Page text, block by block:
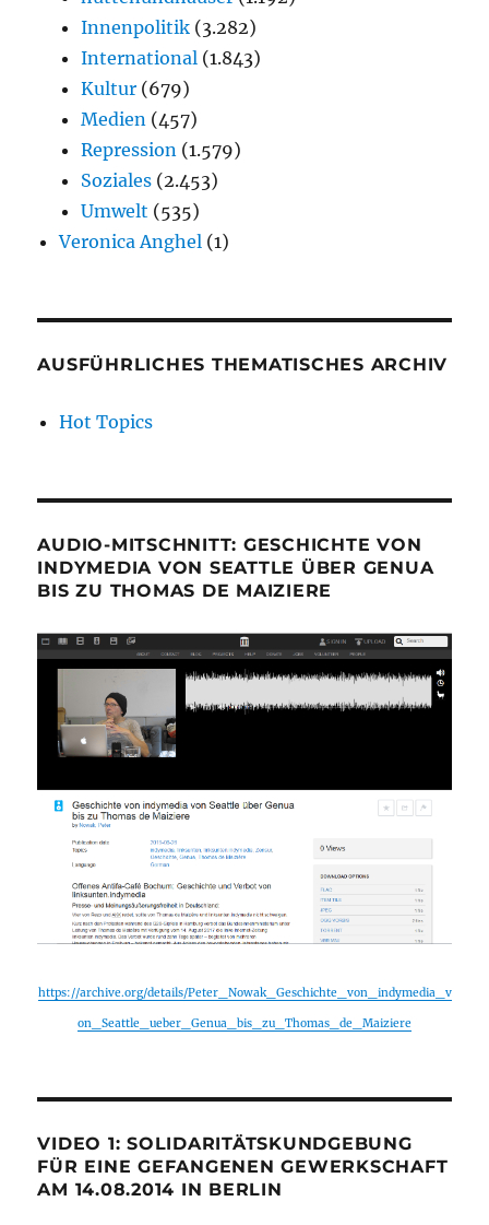
Innenpolitik (3.282)
International (1.843)
Kultur (679)
Medien (457)
Repression (1.579)
Soziales (2.453)
Umwelt (535)
Veronica Anghel (1)
AUSFÜHRLICHES THEMATISCHES ARCHIV
Hot Topics
AUDIO-MITSCHNITT: GESCHICHTE VON
INDYMEDIA VON SEATTLE ÜBER GENUA
BIS ZU THOMAS DE MAIZIERE
https://archive.org/details/Peter_Nowak_Geschichte_von_indymedia_v
on_Seattle_ueber_Genua_bis_zu_Thomas_de_Maiziere
VIDEO 1: SOLIDARITÄTSKUNDGEBUNG
FÜR EINE GEFANGENEN GEWERKSCHAFT
AM 14.08.2014 IN BERLIN